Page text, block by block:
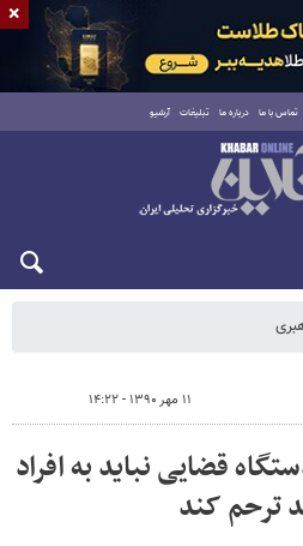
تماس با ما درباره ما تبلیغات آرشیو
۱۱ مهر ۱۳۹۰ - ۱۴:۲۲
قضایی نباید به افراد
ترحم کند
×